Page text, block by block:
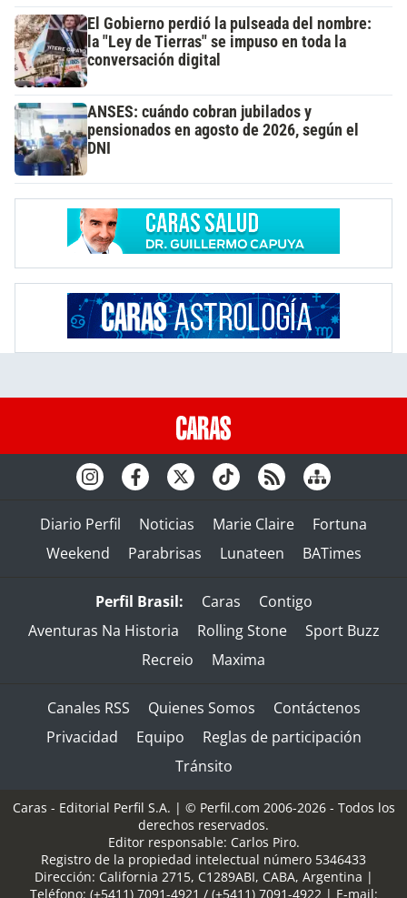
El Gobierno perdió la pulseada del nombre:
la "Ley de Tierras" se impuso en toda la
conversación digital
ANSES: cuándo cobran jubilados y
pensionados en agosto de 2026, según el
DNI
Diario Perfil Noticias Marie Claire
Fortuna
Weekend
Parabrisas Lunateen BATimes
Perfil Brasil: Caras
Contigo
Aventuras Na Historia
Rolling Stone
Sport Buzz
Recreio
Maxima
Canales RSS Quienes Somos
Contáctenos
Privacidad
Equipo
Reglas de participación
Tránsito
Caras - Editorial Perfil S.A. | © Perfil.com 2006-2026 - Todos los
derechos reservados.
Editor responsable: Carlos Piro.
Registro de la propiedad intelectual número 5346433
Dirección: California 2715, C1289ABI, CABA, Argentina |
Teléfono: (+5411) 7091-4921 / (+5411) 7091-4922 | E-mail: